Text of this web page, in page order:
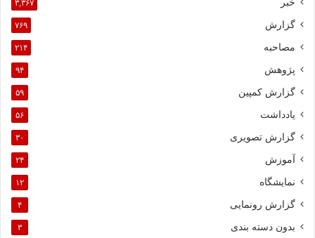
خبر ۳,۳۶۷
گزارش ۷۶۹
مصاحبه ۲۱۴
پژوهش ۹۴
گزارش کمپین ۵۹
یادداشت ۵۶
گزارش تصویری ۳۰
آموزش ۲۴
نمایشگاه ۱۲
گزارش رونمایی ۴
بدون دسته بندی ۳